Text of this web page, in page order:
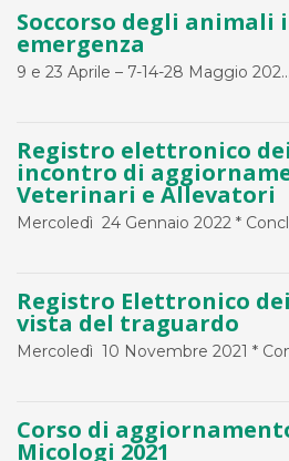
Soccorso degli animali
emergenza
9 e 23 Aprile – 7-14-28 Maggio 202...
Registro elettronico
incontro di
Veterinari e Allevatori
Mercoledì 24 Gennaio 2022 *
Registro Elettronico
vista del traguardo
Mercoledì 10 Novembre 2021 *
Corso di
Micologi 2021